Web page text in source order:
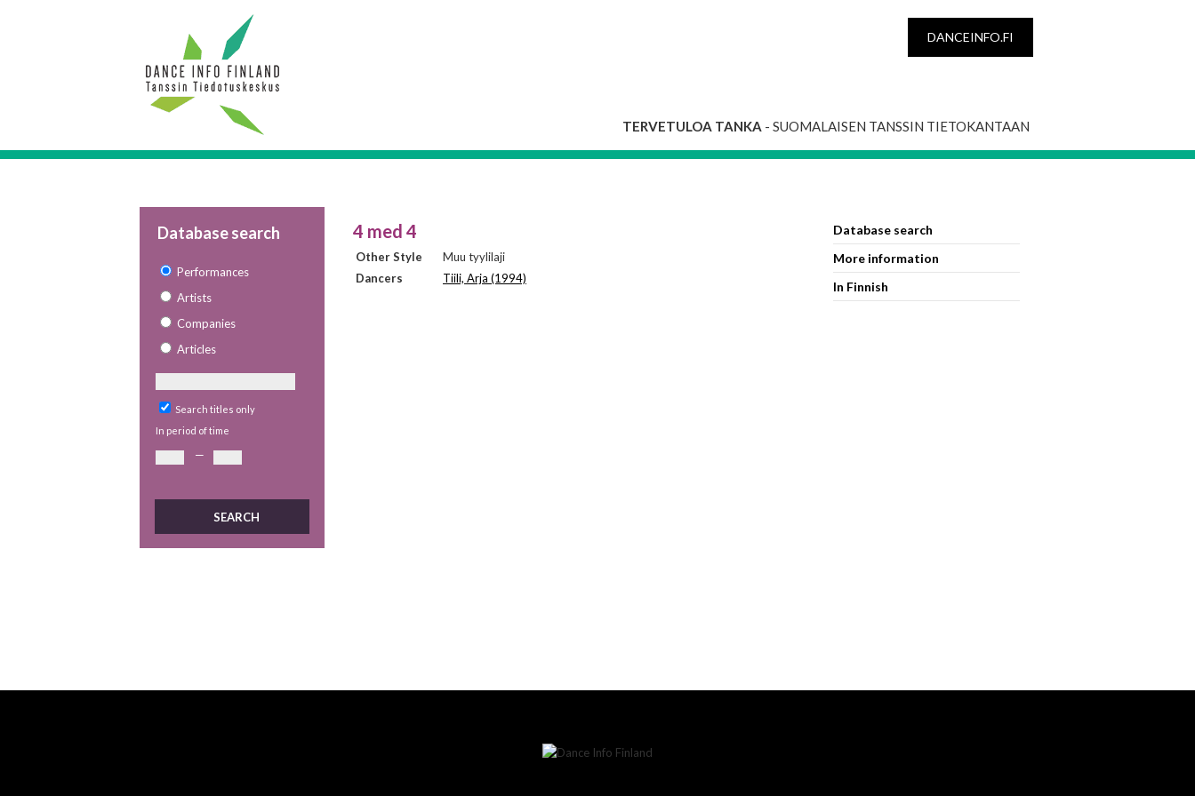
DANCEINFO.FI
TERVETULOA TANKA - SUOMALAISEN TANSSIN TIETOKANTAAN
Database search
Performances
Artists
Companies
Articles
Search titles only
In period of time
—
4 med 4
Other Style
Muu tyylilaji
Dancers
Tiili, Arja (1994)
Database search
More information
In Finnish